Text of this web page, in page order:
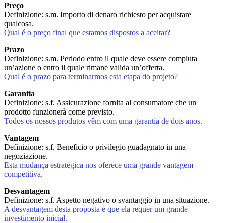
Preço
Definizione: s.m. Importo di denaro richiesto per acquistare
qualcosa.
Qual é o preço final que estamos dispostos a aceitar?
Prazo
Definizione: s.m. Periodo entro il quale deve essere compiuta
un’azione o entro il quale rimane valida un’offerta.
Qual é o prazo para terminarmos esta etapa do projeto?
Garantia
Definizione: s.f. Assicurazione fornita al consumatore che un
prodotto funzionerà come previsto.
Todos os nossos produtos vêm com uma garantia de dois anos.
Vantagem
Definizione: s.f. Beneficio o privilegio guadagnato in una
negoziazione.
Esta mudança estratégica nos oferece uma grande vantagem
competitiva.
Desvantagem
Definizione: s.f. Aspetto negativo o svantaggio in una situazione.
A desvantagem desta proposta é que ela requer um grande
investimento inicial.